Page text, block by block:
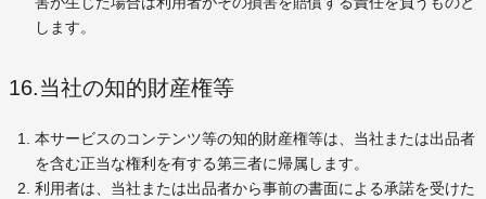
します。
16.当社の知的財産権等
本サービスのコンテンツ等の知的財産権等は、当社または出品者
を含む正当な権利を有する第三者に帰属します。
利用者は、当社または出品者から事前の書面による承諾を受けた